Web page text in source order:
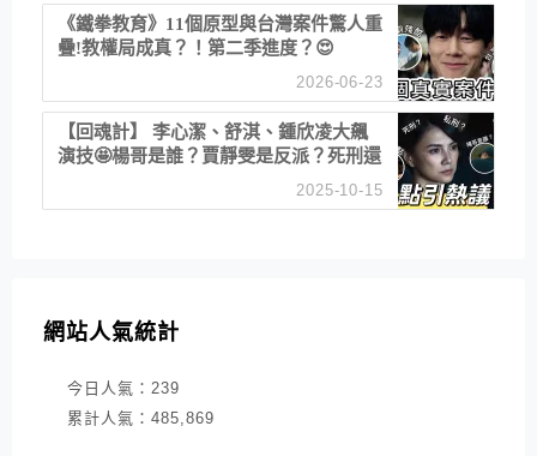
《鐵拳教育》11個原型與台灣案件驚人重
疊!教權局成真？！第二季進度？😍
2026-06-23
【回魂計】 李心潔、舒淇、鍾欣凌大飆
演技🤩楊哥是誰？賈靜雯是反派？死刑還
2025-10-15
網站人氣統計
今日人氣： 239
累計人氣： 485,869